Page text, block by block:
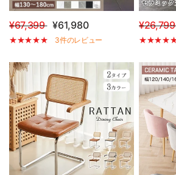
¥67,399 ¥61,980
3件のレビュー
¥26,799